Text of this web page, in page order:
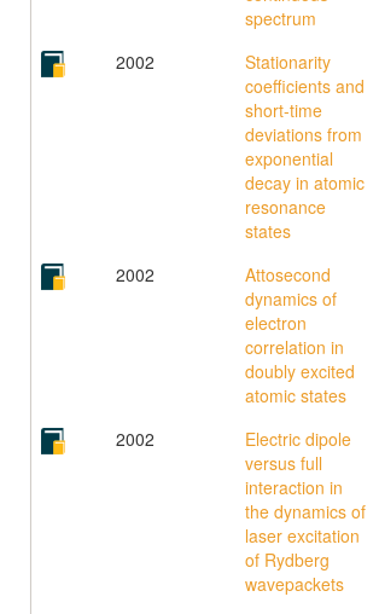
spectrum
2002
Stationarity
coefficients and
short-time
deviations from
exponential
decay in atomic
resonance
states
2002
Attosecond
dynamics of
electron
correlation in
doubly excited
atomic states
2002
Electric dipole
versus full
interaction in
the dynamics of
laser excitation
of Rydberg
wavepackets